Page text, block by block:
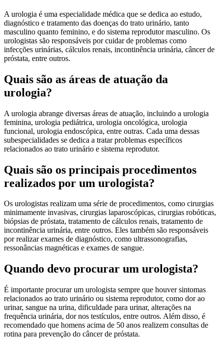
A urologia é uma especialidade médica que se dedica ao estudo,
diagnóstico e tratamento das doenças do trato urinário, tanto
masculino quanto feminino, e do sistema reprodutor masculino. Os
urologistas são responsáveis por cuidar de problemas como
infecções urinárias, cálculos renais, incontinência urinária, câncer de
próstata, entre outros.
Quais são as áreas de atuação da
urologia?
A urologia abrange diversas áreas de atuação, incluindo a urologia
feminina, urologia pediátrica, urologia oncológica, urologia
funcional, urologia endoscópica, entre outras. Cada uma dessas
subespecialidades se dedica a tratar problemas específicos
relacionados ao trato urinário e sistema reprodutor.
Quais são os principais procedimentos
realizados por um urologista?
Os urologistas realizam uma série de procedimentos, como cirurgias
minimamente invasivas, cirurgias laparoscópicas, cirurgias robóticas,
biópsias de próstata, tratamento de cálculos renais, tratamento de
incontinência urinária, entre outros. Eles também são responsáveis
por realizar exames de diagnóstico, como ultrassonografias,
ressonâncias magnéticas e exames de sangue.
Quando devo procurar um urologista?
É importante procurar um urologista sempre que houver sintomas
relacionados ao trato urinário ou sistema reprodutor, como dor ao
urinar, sangue na urina, dificuldade para urinar, alterações na
frequência urinária, dor nos testículos, entre outros. Além disso, é
recomendado que homens acima de 50 anos realizem consultas de
rotina para prevenção do câncer de próstata.